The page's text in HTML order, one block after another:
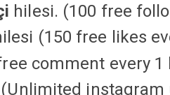
hilesi. (100 free
(150 free likes
comment every 1
(Unlimited